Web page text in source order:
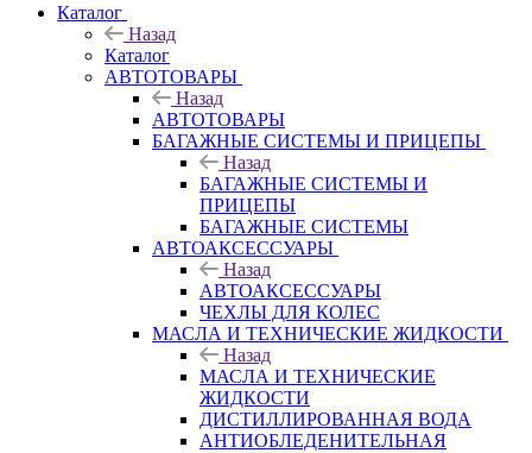
Каталог
Назад
Каталог
АВТОТОВАРЫ
Назад
АВТОТОВАРЫ
БАГАЖНЫЕ СИСТЕМЫ И ПРИЦЕПЫ
Назад
БАГАЖНЫЕ СИСТЕМЫ И
ПРИЦЕПЫ
БАГАЖНЫЕ СИСТЕМЫ
АВТОАКСЕССУАРЫ
Назад
АВТОАКСЕССУАРЫ
ЧЕХЛЫ ДЛЯ КОЛЕС
МАСЛА И ТЕХНИЧЕСКИЕ ЖИДКОСТИ
Назад
МАСЛА И ТЕХНИЧЕСКИЕ
ЖИДКОСТИ
ДИСТИЛЛИРОВАННАЯ ВОДА
АНТИОБЛЕДЕНИТЕЛЬНАЯ